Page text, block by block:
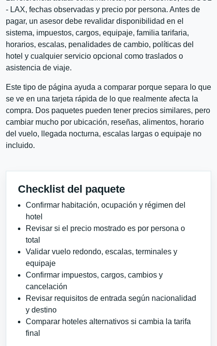
- LAX, fechas observadas y precio por persona. Antes de
pagar, un asesor debe revalidar disponibilidad en el
sistema, impuestos, cargos, equipaje, familia tarifaria,
horarios, escalas, penalidades de cambio, políticas del
hotel y cualquier servicio opcional como traslados o
asistencia de viaje.
Este tipo de página ayuda a comparar porque separa lo que
se ve en una tarjeta rápida de lo que realmente afecta la
compra. Dos paquetes pueden tener precios similares, pero
cambiar mucho por ubicación, reseñas, alimentos, horario
del vuelo, llegada nocturna, escalas largas o equipaje no
incluido.
Checklist del paquete
Confirmar habitación, ocupación y régimen del
hotel
Revisar si el precio mostrado es por persona o
total
Validar vuelo redondo, escalas, terminales y
equipaje
Confirmar impuestos, cargos, cambios y
cancelación
Revisar requisitos de entrada según nacionalidad
y destino
Comparar hoteles alternativos si cambia la tarifa
final